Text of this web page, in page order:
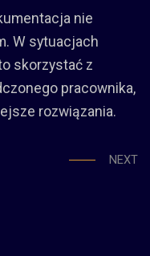
nie
W sytuacjach
skorzystać z
pracownika,
rozwiązania.
NEXT